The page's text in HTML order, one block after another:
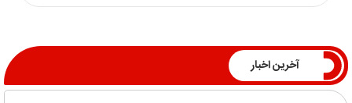
آخرین اخبار